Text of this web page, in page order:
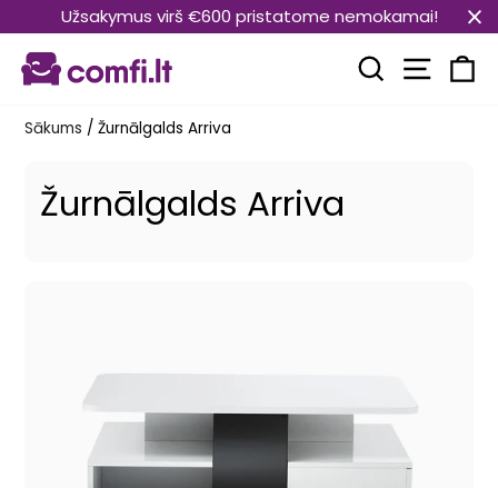
uz
saturu
Užsakymus virš €600 pristatome nemokamai!
Meklēt
Sākums / Žurnālgalds Arriva
Žurnālgalds Arriva